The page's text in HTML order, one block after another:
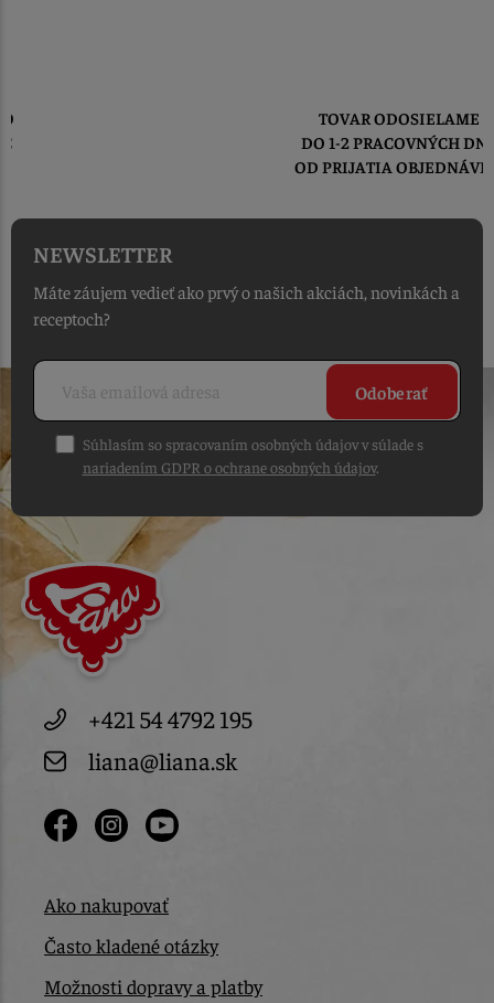
TOVAR ODOSIELAME
DO 1-2 PRACOVNÝCH DNÍ
OD PRIJATIA OBJEDNÁVKY
NEWSLETTER
Máte záujem vedieť ako prvý o našich akciách, novinkách a
receptoch?
Odoberať
Súhlasím so spracovaním osobných údajov v súlade s
nariadením GDPR o ochrane osobných údajov.
+421 54 4792 195
liana@liana.sk
Ako nakupovať
Často kladené otázky
Možnosti dopravy a platby